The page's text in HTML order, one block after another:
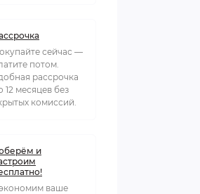
сейчас —
потом.
рассрочка
12 месяцев без
комиссий.
и
ваше